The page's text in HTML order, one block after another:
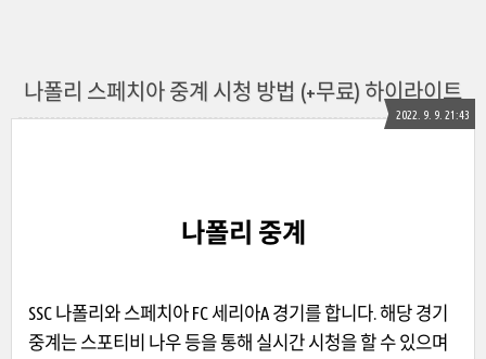
나폴리 스페치아 중계 시청 방법 (+무료) 하이라이트
2022. 9. 9. 21:43
나폴리 중계
SSC 나폴리와 스페치아 FC 세리아A 경기를 합니다. 해당 경기
중계는 스포티비 나우 등을 통해 실시간 시청을 할 수 있으며